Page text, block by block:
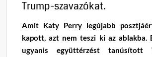
Trump-szavazókat.
Amit Katy Perry legújabb
kapott, azt nem teszi ki az ablakba.
ugyanis együttérzést tanúsított